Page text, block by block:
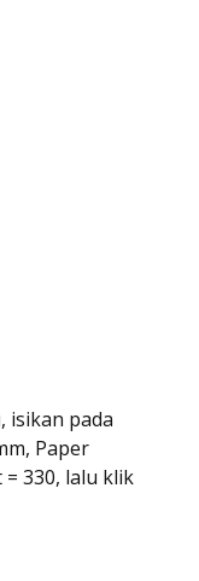
isikan pada
Paper
330, lalu klik